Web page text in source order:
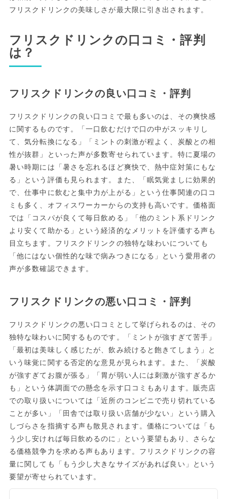
フリスクドリンクの美味しさが最大限に引き出されます。
フリスクドリンクの口コミ・評判
は？
フリスクドリンクの良い口コミ・評判
フリスクドリンクの良い口コミで最も多いのは、その爽快感
に関するものです。「一口飲むだけで口の中がスッキリし
て、気分転換になる」「ミントの刺激が程よく、炭酸との相
性が抜群」といった声が多数寄せられています。特に夏場の
暑い時期には「暑さを忘れるほど爽快で、熱中症対策にもな
る」という評価も見られます。また、「眠気覚ましに効果的
で、仕事中に飲むと集中力が上がる」という仕事関連の口コ
ミも多く、オフィスワーカーからの支持も高いです。価格面
では「コスパが良くて毎日飲める」「他のミント系ドリンク
より安くて助かる」という経済的なメリットを評価する声も
目立ちます。フリスクドリンクの独特な味わいについても
「他にはない個性的な味で病みつきになる」という愛用者の
声が多数確認できます。
フリスクドリンクの悪い口コミ・評判
フリスクドリンクの悪い口コミとして挙げられるのは、その
独特な味わいに関するものです。「ミントが強すぎて苦手」
「最初は美味しく感じたが、飲み続けると飽きてしまう」と
いう味覚に関する否定的な意見が見られます。また、「炭酸
が強すぎてお腹が張る」「胃が弱い人には刺激が強すぎるか
も」という体調面での懸念を示す口コミもあります。販売店
での取り扱いについては「近所のコンビニで売り切れている
ことが多い」「田舎では取り扱い店舗が少ない」という購入
しづらさを指摘する声も散見されます。価格については「も
う少し安ければ毎日飲めるのに」という要望もあり、さらな
る価格競争力を求める声もあります。フリスクドリンクの容
量に関しても「もう少し大きなサイズがあれば良い」という
要望が寄せられています。